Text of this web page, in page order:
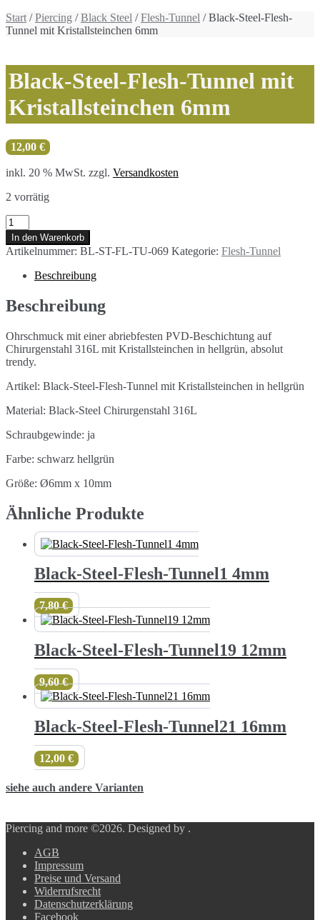
Start /Piercing /Black Steel /Flesh-Tunnel / Black-Steel-Flesh-
Tunnel mit Kristallsteinchen 6mm
Black-Steel-Flesh-Tunnel mit
Kristallsteinchen 6mm
12,00 €
inkl. 20 % MwSt. zzgl. Versandkosten
2 vorrätig
Black-
Steel-
Flesh-
Tunnel
Kristallsteinchen
6mm
Menge
In den Warenkorb
Artikelnummer: BL-ST-FL-TU-069 Kategorie: Flesh-Tunnel
Beschreibung
Beschreibung
Ohrschmuck mit einer abriebfesten PVD-Beschichtung auf
Chirurgenstahl 316L mit Kristallsteinchen in hellgrün, absolut
trendy.
Artikel: Black-Steel-Flesh-Tunnel mit Kristallsteinchen in hellgrün
Material: Black-Steel Chirurgenstahl 316L
Schraubgewinde: ja
Farbe: schwarz hellgrün
Größe: Ø6mm x 10mm
Ähnliche Produkte
Black-Steel-Flesh-Tunnel1 4mm
7,80€
Black-Steel-Flesh-Tunnel19 12mm
9,60€
Black-Steel-Flesh-Tunnel21 16mm
12,00 €
siehe auch andere Varianten
Piercing and more ©2026. Designed by .
AGB
Impressum
Preise und Versand
Widerrufsrecht
Datenschutzerklärung
Facebook